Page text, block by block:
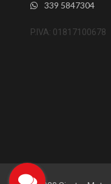
339 5847304
P.IVA: 01817100678